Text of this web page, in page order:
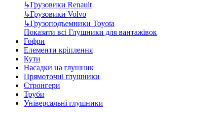
↳Грузовики Renault
↳Грузовики Volvo
↳Грузоподъемники Toyota
Показати всі Глушники для вантажівок
Гофри
Елементи кріплення
Кути
Насадки на глушник
Прямоточні глушники
Стронгери
Труби
Універсальні глушники